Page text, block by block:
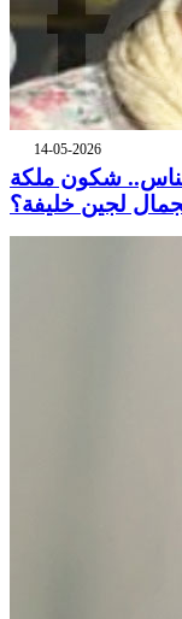
14-05-2026
شكون ملكة
لجين خليفة؟